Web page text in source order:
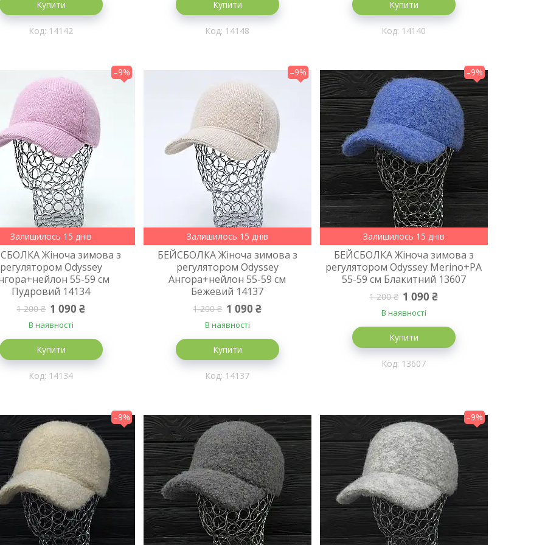
Купити
14142
Купити
14148
Купити
14140
–9%
Залишилось 15 днів
Жіноча зимова з
регулятором Odyssey
55-59 см
Пудровий 14134
1 200 ₴ 1 090 ₴
В наявності
Купити
14134
–9%
Залишилось 15 днів
БЕЙСБОЛКА Жіноча зимова з
регулятором Odyssey
Ангора+нейлон 55-59 см
Бежевий 14137
1 200 ₴ 1 090 ₴
В наявності
Купити
14137
–9%
Залишилось 15 днів
БЕЙСБОЛКА Жіноча зимова з
регулятором Odyssey Merino+PA
55-59 см Блакитний 13607
1 200 ₴ 1 090 ₴
В наявності
Купити
13607
–9% –9%